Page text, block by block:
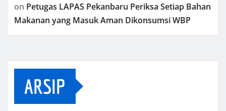
on Petugas LAPAS Pekanbaru Periksa Setiap Bahan
Makanan yang Masuk Aman Dikonsumsi WBP
ARSIP